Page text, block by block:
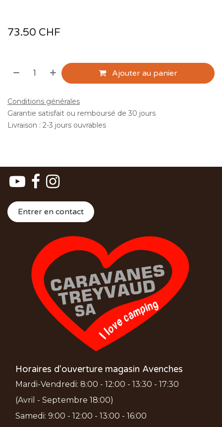
73.50 CHF
Ajouter au panier
Conditions générales
Garantie satisfait ou remboursé de 30 jours
Livraison : 2-3 jours ouvrables
Entrer en contact
Horaires d'ouverture magasin Avenches
Mardi-Vendredi: 8:00 - 12:00 - 13:30 - 17:30
(Avril - Septembre 18:00)
Samedi: 9:00 - 12:00 - 13:00 - 16:00